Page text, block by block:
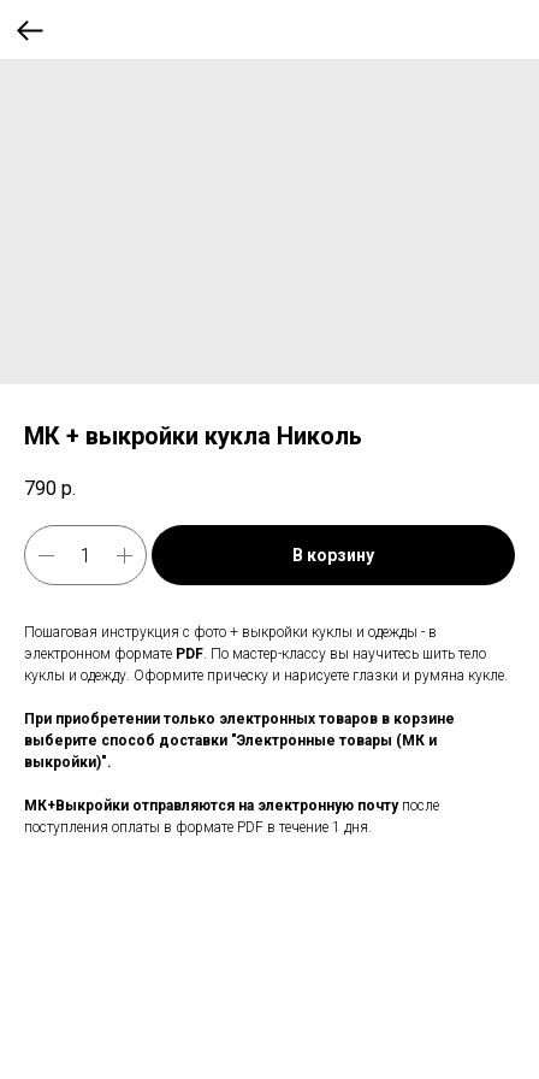
МК + выкройки кукла Николь
790 р.
В корзину
Пошаговая инструкция с фото + выкройки куклы и одежды - в
электронном формате PDF. По мастер-классу вы научитесь шить тело
куклы и одежду. Оформите прическу и нарисуете глазки и румяна кукле.
При приобретении только электронных товаров в корзине
выберите способ доставки "Электронные товары (МК и
выкройки)".
МК+Выкройки отправляются на электронную почтупосле
поступления оплаты в формате PDF в течение 1 дня.